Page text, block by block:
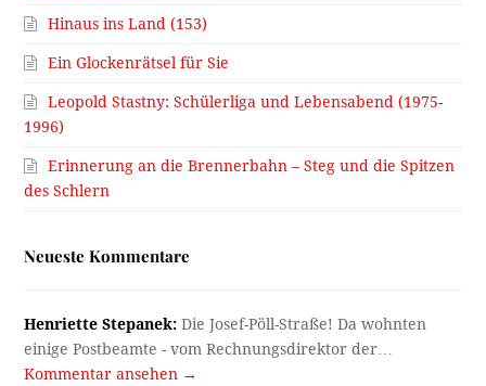
Hinaus ins Land (153)
Ein Glockenrätsel für Sie
Leopold Stastny: Schülerliga und Lebensabend (1975-
1996)
Erinnerung an die Brennerbahn – Steg und die Spitzen
des Schlern
Neueste Kommentare
Henriette Stepanek: Die Josef-Pöll-Straße! Da wohnten
einige Postbeamte - vom Rechnungsdirektor der…
Kommentar ansehen →